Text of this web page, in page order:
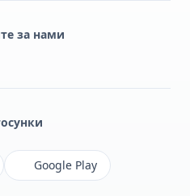
за нами
Google Play